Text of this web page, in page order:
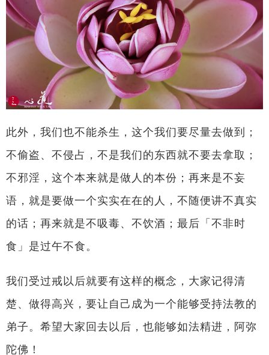
此外，我们也不能杀生，这个我们要尽量去做到；
不偷盗、不侵占，不是我们的东西就不要去拿取；
不邪淫，这个本来就是做人的本份；再来是不妄
语，就是要做一个实实在在的人，不随便讲不真实
的话；再来就是不吸毒、不饮酒；最后「不非时
食」是过午不食。
我们受过戒以后就要有这样的概念，大家记得清
楚、做得高兴，要让自己成为一个能够受持法教的
弟子。希望大家回去以后，也能够如法精进，阿弥
陀佛！